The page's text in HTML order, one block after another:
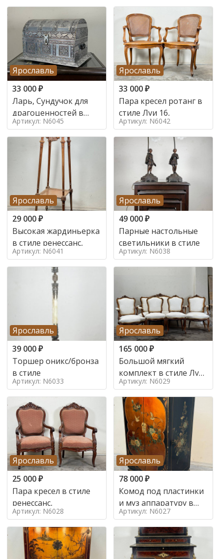
Ярославль
33 000₽
Ларь, Сундучок для
драгоценностей в
стиле
Артикул: N6045
Ярославль
33 000₽
Пара кресел ротанг в
стиле Луи 16,
Артикул: N6042
Ярославль
29 000₽
Высокая жардиньерка
в стиле ренессанс,
Артикул: N6041
Ярославль
49 000₽
Парные настольные
светильники в стиле
Артикул: N6038
Ярославль
39 000₽
Торшер оникс/бронза
в стиле
Артикул: N6033
Ярославль
165 000₽
Большой мягкий
комплект в стиле Луи
в стиле
Артикул: N6029
Ярославль
25 000₽
Пара кресел в стиле
ренессанс,
Артикул: N6028
Ярославль
78 000₽
Комод под пластинки
и муз аппаратуру в
стиле шинуазри,
Артикул: N6027